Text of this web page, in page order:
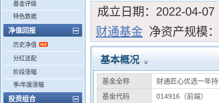
基金评级
特色数据
净值回报
历史净值
分红送配
阶段涨幅
季/年度涨幅
投资组合
成立日期： 2022-04-07
财通基金 净资产规模：
基本概况
基金全称
财通匠心优选一年
基金代码
014916（前端）